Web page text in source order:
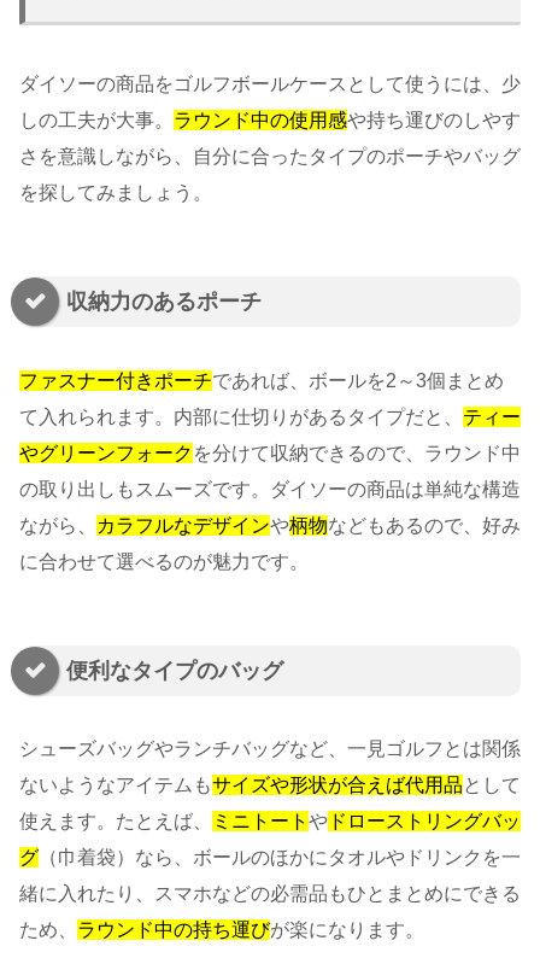
ダイソーの商品をゴルフボールケースとして使うには、少
しの工夫が大事。 ラウンド中の使用感や持ち運びのしやす
さを意識しながら、自分に合ったタイプのポーチやバッグ
を探してみましょう。
収納力のあるポーチ
ファスナー付きポーチであれば、ボールを2～3個まとめ
て入れられます。内部に仕切りがあるタイプだと、 ティー
やグリーンフォーク を分けて収納できるので、ラウンド中
の取り出しもスムーズです。ダイソーの商品は単純な構造
ながら、
カラフルなデザインや柄物などもあるので、好み
に合わせて選べるのが魅力です。
便利なタイプのバッグ
シューズバッグやランチバッグなど、一見ゴルフとは関係
ないようなアイテムもサイズや形状が合えば代用品 として
使えます。たとえば、
ミニトート や ドローストリングバッ
グ （巾着袋）なら、ボールのほかにタオルやドリンクを一
緒に入れたり、スマホなどの必需品もひとまとめにできる
ため、 ラウンド中の持ち運びが楽になります。